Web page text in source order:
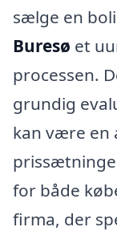
sælge en
Buresø et
processen.
grundig
kan være en
for både
firma, der